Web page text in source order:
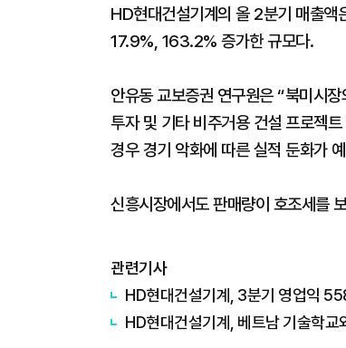
HD현대건설기계의 올 2분기 매출
17.9%, 163.2% 증가한 규모다.
안유동 교보증권 연구원은 “북미시
투자 및 기타 비주거용 건설 프로젝
경우 경기 악화에 따른 실적 둔화가
신흥시장에서도 판매량이 호조세를
관련기사
HD현대건설기계, 3분기 영업익
HD현대건설기계, 베트남 기술학